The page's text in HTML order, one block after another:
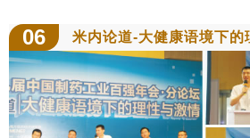
06 米内论道-大健康语境下的